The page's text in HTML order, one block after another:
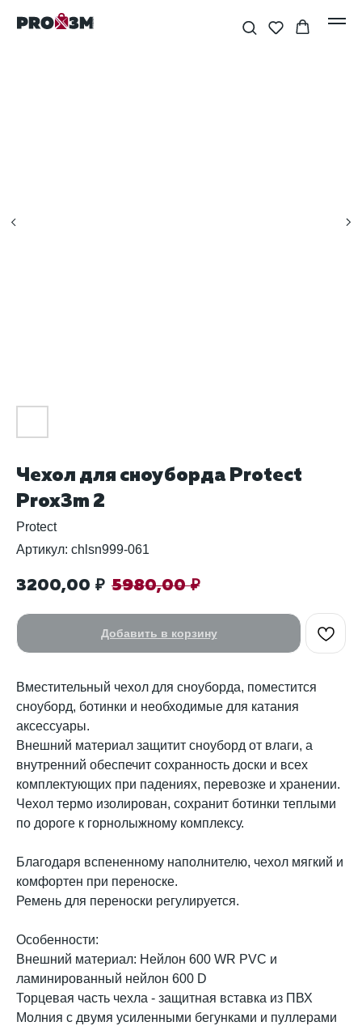
Чехол для сноуборда Protect
Prox3m 2
Protect
Артикул: chlsn999-061
3200,00 ₽ 5980,00 ₽
Добавить в корзину
Вместительный чехол для сноуборда, поместится
сноуборд, ботинки и необходимые для катания
аксессуары.
Внешний материал защитит сноуборд от влаги, а
внутренний обеспечит сохранность доски и всех
комплектующих при падениях, перевозке и хранении.
Чехол термо изолирован, сохранит ботинки теплыми
по дороге к горнолыжному комплексу.
Благодаря вспененному наполнителю, чехол мягкий и
комфортен при переноске.
Ремень для переноски регулируется.
Особенности:
Внешний материал: Нейлон 600 WR PVC и
ламинированный нейлон 600 D
Торцевая часть чехла - защитная вставка из ПВХ
Молния с двумя усиленными бегунками и пуллерами